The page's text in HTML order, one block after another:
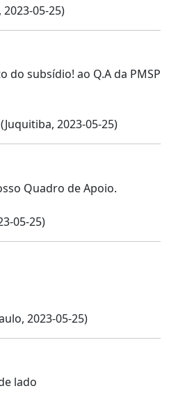
2023-05-25)
do subsídio! ao Q.A da PMSP
(Juquitiba, 2023-05-25)
Quadro de Apoio.
05-25)
2023-05-25)
lado